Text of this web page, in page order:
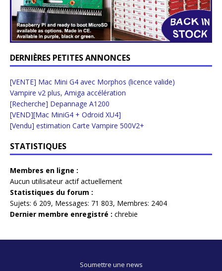
DERNIÈRES PETITES ANNONCES
[VENTE] Mac Mini G4 avec Morphos (licence valide)
Vampire v2 plus, Amiga accélération
[Recherche] Depannage A1200
[VEND][Mac MiniG4 + Odroid XU4]
[Vendu] estimation Carte Vampire 500V2+
STATISTIQUES
Membres en ligne :
Aucun utilisateur actif actuellement
Statistiques du forum :
Sujets: 6 209, Messages: 71 803, Membres: 2404
Dernier membre enregistré : chrebie
Soumettre une news